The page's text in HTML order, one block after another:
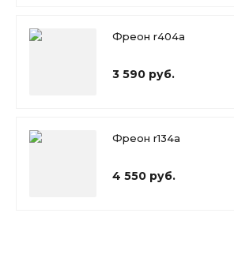
Фреон r404a
3 590 руб.
Фреон r134a
4 550 руб.